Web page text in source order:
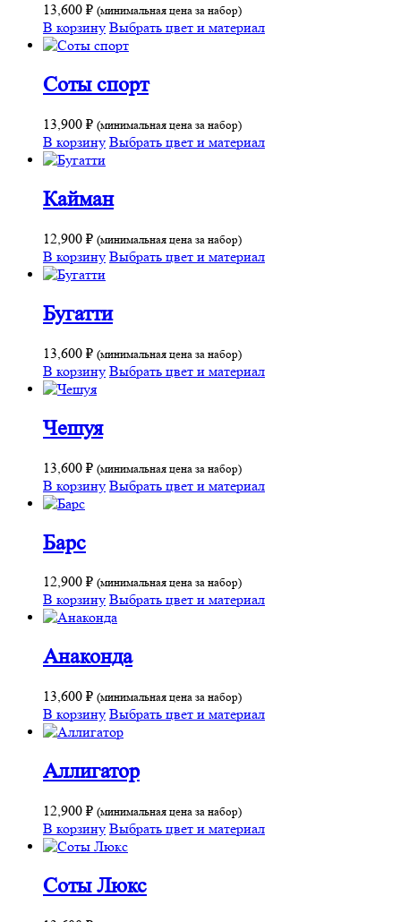
13,600 ₽ (минимальная цена за набор)
В корзину Выбрать цвет и материал
Соты спорт
13,900 ₽ (минимальная цена за набор)
В корзину Выбрать цвет и материал
Кайман
12,900 ₽ (минимальная цена за набор)
В корзину Выбрать цвет и материал
Бугатти
13,600 ₽ (минимальная цена за набор)
В корзину Выбрать цвет и материал
Чешуя
13,600 ₽ (минимальная цена за набор)
В корзину Выбрать цвет и материал
Барс
12,900 ₽ (минимальная цена за набор)
В корзину Выбрать цвет и материал
Анаконда
13,600 ₽ (минимальная цена за набор)
В корзину Выбрать цвет и материал
Аллигатор
12,900 ₽ (минимальная цена за набор)
В корзину Выбрать цвет и материал
Соты Люкс